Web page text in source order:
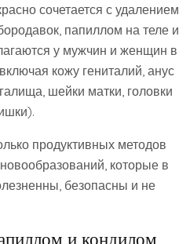
сочетается с удалением
папиллом на теле и
у мужчин и женщин в
кожу гениталий, анус
шейки матки, головки
продуктивных методов
которые в
безопасны и не
и кондилом